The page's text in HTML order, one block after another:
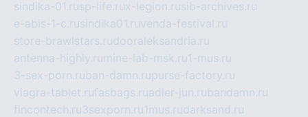
sindika-01.rusp-life.rux-legion.rusib-archives.ru
e-abis-1-c.rusindika01.ruvenda-festival.ru
store-brawlstars.rudooraleksandria.ru
antenna-highly.ru mine-lab-msk.ru1-mus.ru
3-sex-porn.ruban-damn.rupurse-factory.ru
viagra-tablet.rufasbags.ruadler-jun.rubandamn.ru
fincontech.ru3sexporn.ru1mus.rudarksand.ru